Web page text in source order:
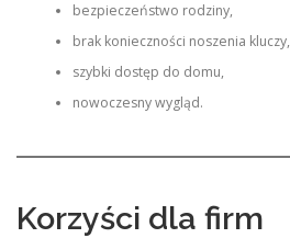
bezpieczeństwo rodziny,
brak konieczności noszenia kluczy,
szybki dostęp do domu,
nowoczesny wygląd.
Korzyści dla firm